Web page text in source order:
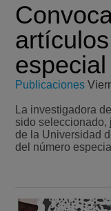
especial
Publicaciones
La investigadora
sido seleccionado,
de la Universidad
del número